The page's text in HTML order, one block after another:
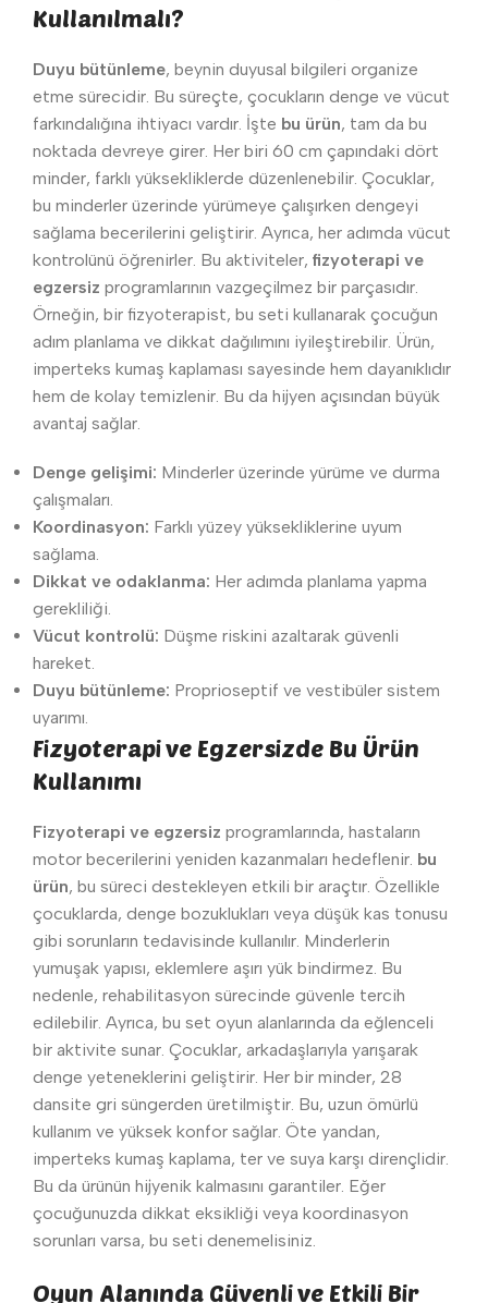
Kullanılmalı?
Duyu bütünleme, beynin duyusal bilgileri organize
etme sürecidir. Bu süreçte, çocukların denge ve vücut
farkındalığına ihtiyacı vardır. İşte bu ürün, tam da bu
noktada devreye girer. Her biri 60 cm çapındaki dört
minder, farklı yüksekliklerde düzenlenebilir. Çocuklar,
bu minderler üzerinde yürümeye çalışırken dengeyi
sağlama becerilerini geliştirir. Ayrıca, her adımda vücut
kontrolünü öğrenirler. Bu aktiviteler, fizyoterapi ve
egzersiz programlarının vazgeçilmez bir parçasıdır.
Örneğin, bir fizyoterapist, bu seti kullanarak çocuğun
adım planlama ve dikkat dağılımını iyileştirebilir. Ürün,
imperteks kumaş kaplaması sayesinde hem dayanıklıdır
hem de kolay temizlenir. Bu da hijyen açısından büyük
avantaj sağlar.
Denge gelişimi: Minderler üzerinde yürüme ve durma
çalışmaları.
Koordinasyon: Farklı yüzey yüksekliklerine uyum
sağlama.
Dikkat ve odaklanma: Her adımda planlama yapma
gerekliliği.
Vücut kontrolü: Düşme riskini azaltarak güvenli
hareket.
Duyu bütünleme: Proprioseptif ve vestibüler sistem
uyarımı.
Fizyoterapi ve Egzersizde Bu Ürün
Kullanımı
Fizyoterapi ve egzersiz programlarında, hastaların
motor becerilerini yeniden kazanmaları hedeflenir. bu
ürün, bu süreci destekleyen etkili bir araçtır. Özellikle
çocuklarda, denge bozuklukları veya düşük kas tonusu
gibi sorunların tedavisinde kullanılır. Minderlerin
yumuşak yapısı, eklemlere aşırı yük bindirmez. Bu
nedenle, rehabilitasyon sürecinde güvenle tercih
edilebilir. Ayrıca, bu set oyun alanlarında da eğlenceli
bir aktivite sunar. Çocuklar, arkadaşlarıyla yarışarak
denge yeteneklerini geliştirir. Her bir minder, 28
dansite gri süngerden üretilmiştir. Bu, uzun ömürlü
kullanım ve yüksek konfor sağlar. Öte yandan,
imperteks kumaş kaplama, ter ve suya karşı dirençlidir.
Bu da ürünün hijyenik kalmasını garantiler. Eğer
çocuğunuzda dikkat eksikliği veya koordinasyon
sorunları varsa, bu seti denemelisiniz.
Oyun Alanında Güvenli ve Etkili Bir